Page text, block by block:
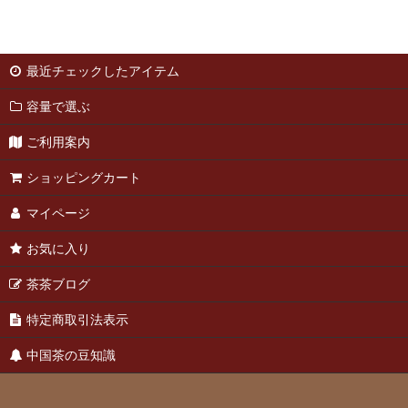
並び順:
最近チェックしたアイテム
容量で選ぶ
ご利用案内
ショッピングカート
マイページ
お気に入り
茶茶ブログ
特定商取引法表示
中国茶の豆知識